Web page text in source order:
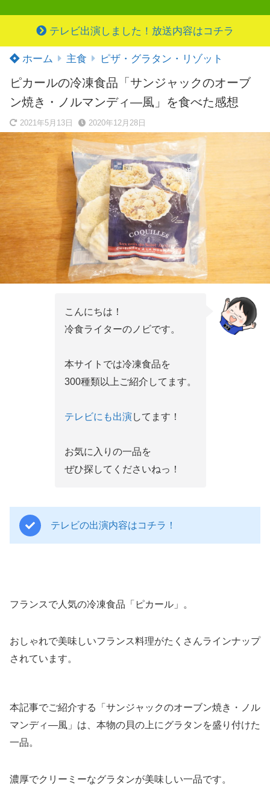
テレビ出演しました！放送内容はコチラ
ホーム 主食 ピザ・グラタン・リゾット
ピカールの冷凍食品「サンジャックのオーブ
ン焼き・ノルマンディ―風」を食べた感想
2021年5月13日 2020年12月28日
こんにちは！
冷食ライターのノビです。
本サイトでは冷凍食品を
300種類以上ご紹介してます。
テレビにも出演してます！
お気に入りの一品を
ぜひ探してくださいねっ！
テレビの出演内容はコチラ！
フランスで人気の冷凍食品「ピカール」。
おしゃれで美味しいフランス料理がたくさんラインナップ
されています。
本記事でご紹介する「サンジャックのオーブン焼き・ノル
マンディ―風」は、本物の貝の上にグラタンを盛り付けた
一品。
濃厚でクリーミーなグラタンが美味しい一品です。